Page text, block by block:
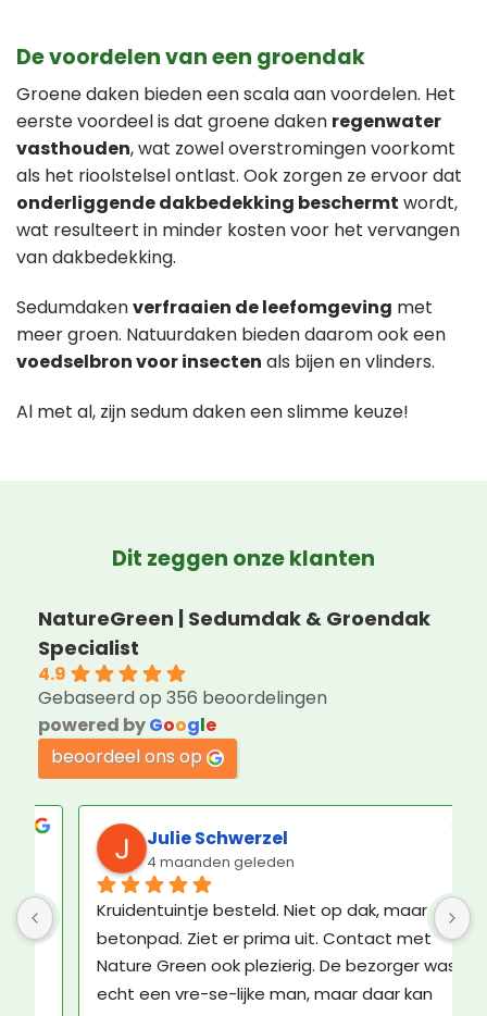
De voordelen van een groendak
Groene daken bieden een scala aan voordelen. Het
eerste voordeel is dat groene daken regenwater
vasthouden, wat zowel overstromingen voorkomt
als het rioolstelsel ontlast. Ook zorgen ze ervoor dat
onderliggende dakbedekking beschermt wordt,
wat resulteert in minder kosten voor het vervangen
van dakbedekking.
Sedumdakenverfraaien de leefomgeving met
meer groen. Natuurdaken bieden daarom ook een
voedselbron voor insecten als bijen en vlinders.
Al met al, zijn sedum daken een slimme keuze!
Dit zeggen onze klanten
NatureGreen | Sedumdak & Groendak
Specialist
4.9
Gebaseerd op 356 beoordelingen
powered byGoogle
beoordeel ons op
R P Dijkstra
2 maanden geleden
Een kundig en professioneel bedrijf, met
vriendelijk personeel! Klasse!